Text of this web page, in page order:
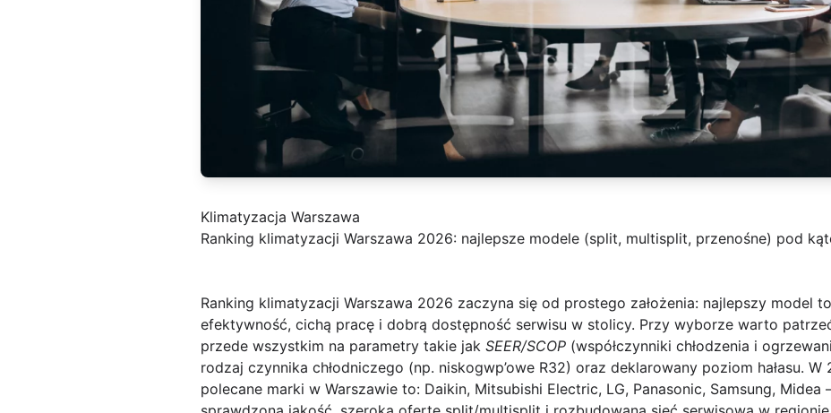
Klimatyzacja Warszawa
Ranking klimatyzacji Warszawa 2026: najlepsze modele (split, multisplit, przenośne) pod
Ranking klimatyzacji Warszawa 2026 zaczyna się od prostego założenia: najlepszy model
efektywność, cichą pracę i dobrą dostępność serwisu w stolicy. Przy wyborze warto
przede wszystkim na parametry takie jak SEER/SCOP (współczynniki chłodzenia i
rodzaj czynnika chłodniczego (np. niskogwp’owe R32) oraz deklarowany poziom hałasu.
polecane marki w Warszawie to: Daikin, Mitsubishi Electric, LG, Panasonic, Samsung, Midea